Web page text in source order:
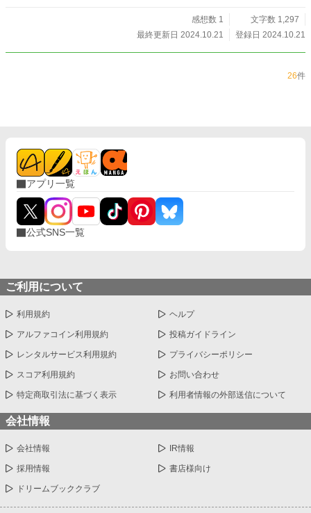
感想数 1
文字数 1,297
最終更新日 2024.10.21
登録日 2024.10.21
26件
アプリ一覧
公式SNS一覧
ご利用について
利用規約 ヘルプ
アルファコイン利用規約 投稿ガイドライン
レンタルサービス利用規約 プライバシーポリシー
スコア利用規約 お問い合わせ
特定商取引法に基づく表示 利用者情報の外部送信について
会社情報
会社情報 IR情報
採用情報 書店様向け
ドリームブッククラブ